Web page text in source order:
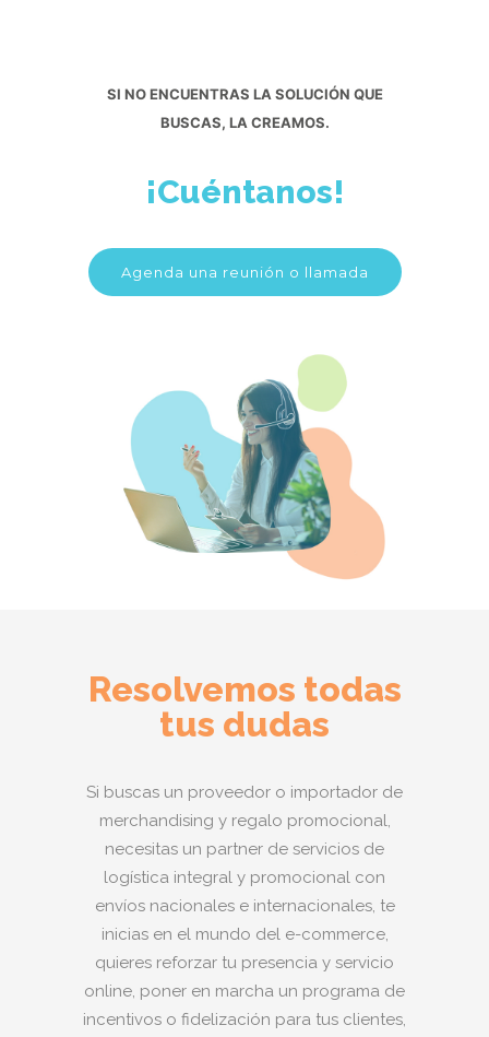
SI NO ENCUENTRAS LA SOLUCIÓN QUE
BUSCAS, LA CREAMOS.
¡Cuéntanos!
Agenda una reunión o llamada
Resolvemos todas
tus dudas
Si buscas un proveedor o importador de
merchandising y regalo promocional,
necesitas un partner de servicios de
logística integral y promocional con
envíos nacionales e internacionales, te
inicias en el mundo del e-commerce,
quieres reforzar tu presencia y servicio
online, poner en marcha un programa de
incentivos o fidelización para tus clientes,